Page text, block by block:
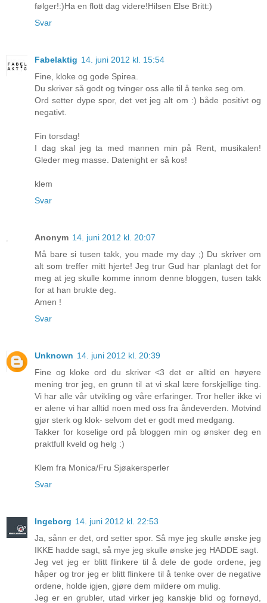
følger!:)Ha en flott dag videre!Hilsen Else Britt:)
Svar
Fabelaktig 14. juni 2012 kl. 15:54
Fine, kloke og gode Spirea.
Du skriver så godt og tvinger oss alle til å tenke seg om.
Ord setter dype spor, det vet jeg alt om :) både positivt og
negativt.
Fin torsdag!
I dag skal jeg ta med mannen min på Rent, musikalen!
Gleder meg masse. Datenight er så kos!
klem
Svar
Anonym 14. juni 2012 kl. 20:07
Må bare si tusen takk, you made my day ;) Du skriver om
alt som treffer mitt hjerte! Jeg trur Gud har planlagt det for
meg at jeg skulle komme innom denne bloggen, tusen takk
for at han brukte deg.
Amen !
Svar
Unknown 14. juni 2012 kl. 20:39
Fine og kloke ord du skriver <3 det er alltid en høyere
mening tror jeg, en grunn til at vi skal lære forskjellige ting.
Vi har alle vår utvikling og våre erfaringer. Tror heller ikke vi
er alene vi har alltid noen med oss fra åndeverden. Motvind
gjør sterk og klok- selvom det er godt med medgang.
Takker for koselige ord på bloggen min og ønsker deg en
praktfull kveld og helg :)
Klem fra Monica/Fru Sjøakersperler
Svar
Ingeborg 14. juni 2012 kl. 22:53
Ja, sånn er det, ord setter spor. Så mye jeg skulle ønske jeg
IKKE hadde sagt, så mye jeg skulle ønske jeg HADDE sagt.
Jeg vet jeg er blitt flinkere til å dele de gode ordene, jeg
håper og tror jeg er blitt flinkere til å tenke over de negative
ordene, holde igjen, gjøre dem mildere om mulig.
Jeg er en grubler, utad virker jeg kanskje blid og fornøyd,